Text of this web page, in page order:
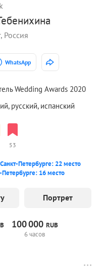
Россия
WhatsApp
Wedding Awards 2020
русский, испанский
53
Петербурге: 22 место
16 место
Портрет
100000 RUB
6 часов